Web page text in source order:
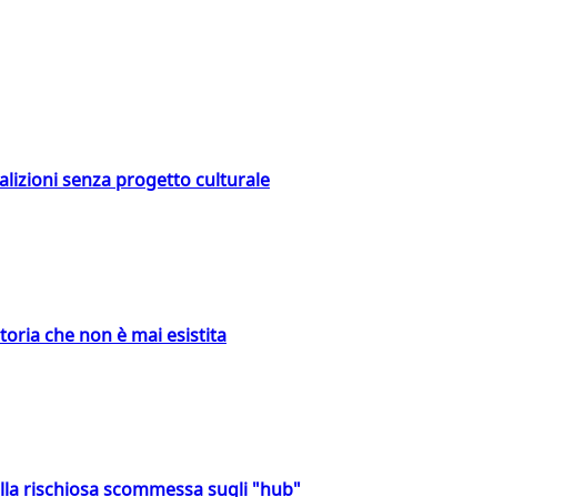
senza progetto culturale
che non è mai esistita
rischiosa scommessa sugli "hub"